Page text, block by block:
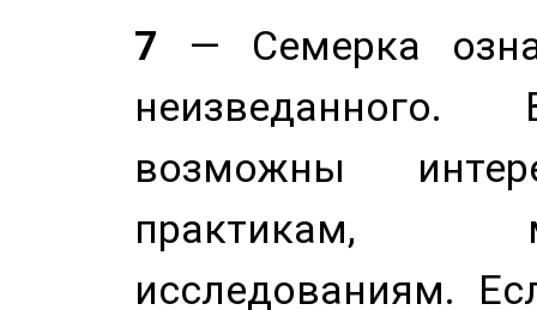
7 — Семерка
возможны
практикам,
исследованиям.